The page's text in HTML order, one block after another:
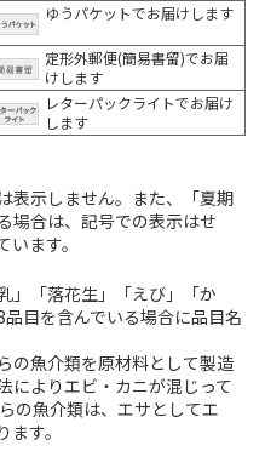
ゆうパケットでお届けします
定形外郵便(簡易書留)でお届
けします
レターパックライトでお届け
します
表示しません。また、「夏期
場合は、記号での表示はせ
ます。
」「落花生」「えび」「か
目を含んでいる場合に品目名
の魚介類を原材料として製造
によりエビ・カニが混じって
の魚介類は、エサとしてエ
す。